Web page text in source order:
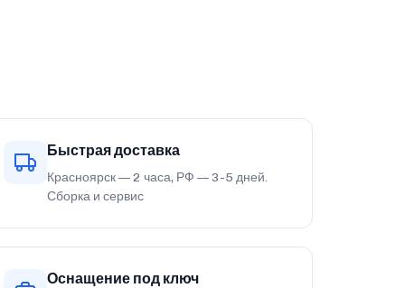
Быстрая доставка
Красноярск — 2 часа, РФ — 3-5 дней.
Сборка и сервис
Оснащение под ключ